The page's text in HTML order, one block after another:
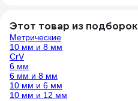
Этот товар из подборок
Метрические
10 мм и 8 мм
CrV
6 мм
6 мм и 8 мм
10 мм и 6 мм
10 мм и 12 мм